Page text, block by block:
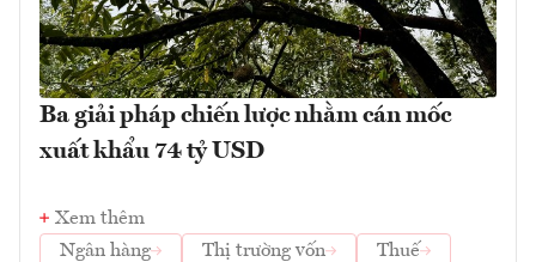
Ba giải pháp chiến lược nhằm cán mốc
xuất khẩu 74 tỷ USD
Xem thêm
Ngân hàng
Thị trường vốn
Thuế